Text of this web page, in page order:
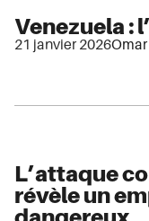
Venezuela :
21 janvier 2026
L’attaque
révèle un